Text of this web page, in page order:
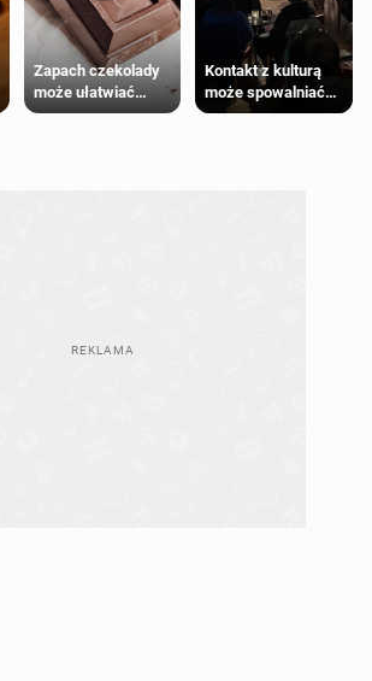
Zapach czekolady
może ułatwiać
trening siłowy
Kontakt z kulturą
może spowalniać
starzenie